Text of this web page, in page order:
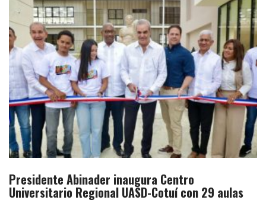
Presidente Abinader inaugura Centro
Universitario Regional UASD-Cotuí con 29 aulas